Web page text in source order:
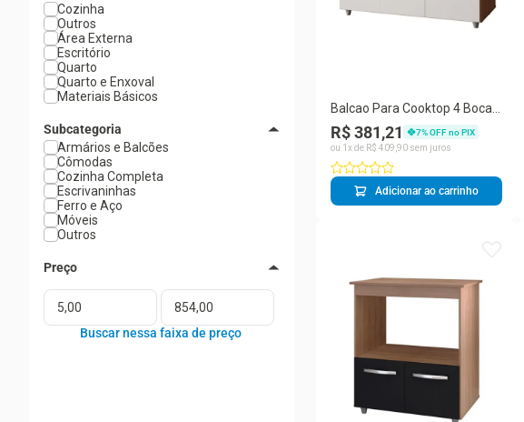
Cozinha
Outros
Área Externa
Escritório
Quarto
Quarto e Enxoval
Materiais Básicos
Subcategoria
Armários e Balcões
Cômodas
Cozinha Completa
Escrivaninhas
Ferro e Aço
Móveis
Outros
Balcao Para Cooktop 4 Bocas
Ana Mobbs Savana Off White
R$ 381,21 7% OFF no PIX
ou 1 x de R$ 409 90 sem juros
Adicionar ao carrinho